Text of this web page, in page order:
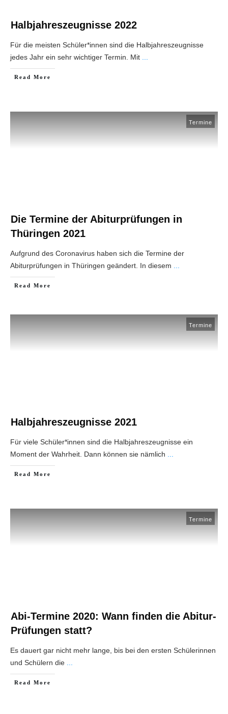
Halbjahreszeugnisse 2022
Für die meisten Schüler*innen sind die Halbjahreszeugnisse
jedes Jahr ein sehr wichtiger Termin. Mit
Read More
Termine
Die Termine der Abiturprüfungen in
Thüringen 2021
Aufgrund des Coronavirus haben sich die Termine der
Abiturprüfungen in Thüringen geändert. In diesem
Read More
Termine
Halbjahreszeugnisse 2021
Für viele Schüler*innen sind die Halbjahreszeugnisse ein
Moment der Wahrheit. Dann können sie nämlich
Read More
Termine
Abi-Termine 2020: Wann finden die Abitur-
Prüfungen statt?
Es dauert gar nicht mehr lange, bis bei den ersten Schülerinnen
und Schülern die
Read More